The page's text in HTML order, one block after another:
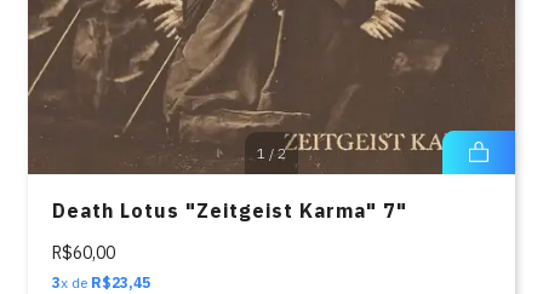
1 /2
Death Lotus "Zeitgeist Karma" 7"
R$60,00
3x de R$23,45